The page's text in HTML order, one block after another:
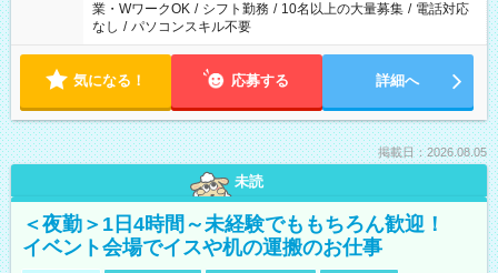
業・WワークOK / シフト勤務 / 10名以上の大量募集 / 電話対応
なし / パソコンスキル不要
気になる！ 応募する 詳細へ
掲載日：2026.08.05
未読
＜夜勤＞1日4時間～未経験でももちろん歓迎！
イベント会場でイスや机の運搬のお仕事